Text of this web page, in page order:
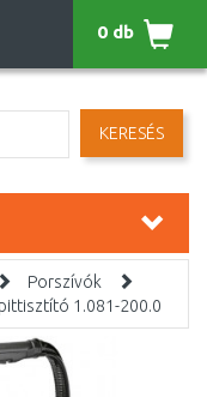
KERESÉS
0 db
Porszívók
1.081-200.0